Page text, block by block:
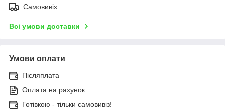
Самовивіз
Всі умови доставки
Умови оплати
Післяплата
Оплата на рахунок
Готівкою - тільки самовивіз!